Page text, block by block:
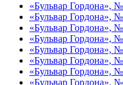
«Бульвар Гордона»,
«Бульвар Гордона»,
«Бульвар Гордона»,
«Бульвар Гордона»,
«Бульвар Гордона»,
«Бульвар Гордона»,
«Бульвар Гордона»,
«Бульвар Гордона»,